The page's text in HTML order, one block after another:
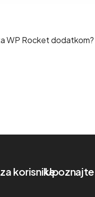
WP Rocket dodatkom?
korisnikeUpoznajte